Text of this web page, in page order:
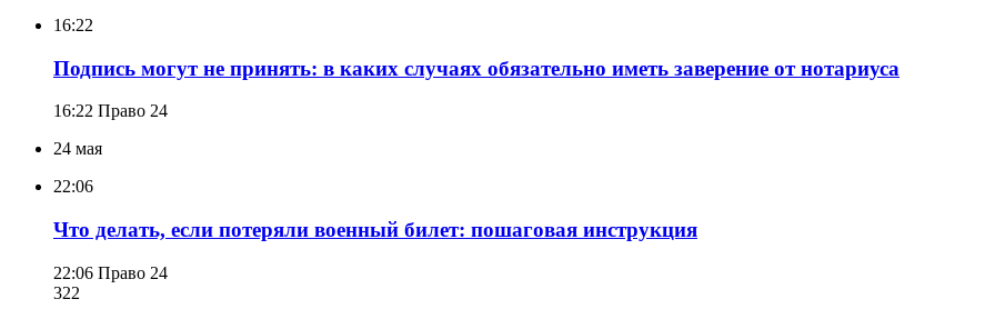
16:22
Подпись могут не принять: в каких случаях обязательно иметь заверение от нотариуса
16:22 Право 24
24 мая
22:06
Что делать, если потеряли военный билет: пошаговая инструкция
22:06 Право 24
322